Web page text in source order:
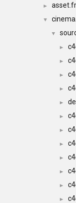
►
▼
▼
►
►
►
►
►
►
►
►
►
►
►
►